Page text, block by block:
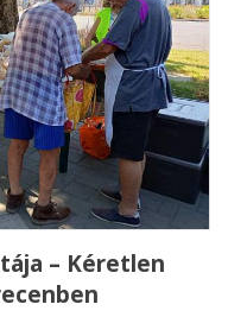
– Kéretlen